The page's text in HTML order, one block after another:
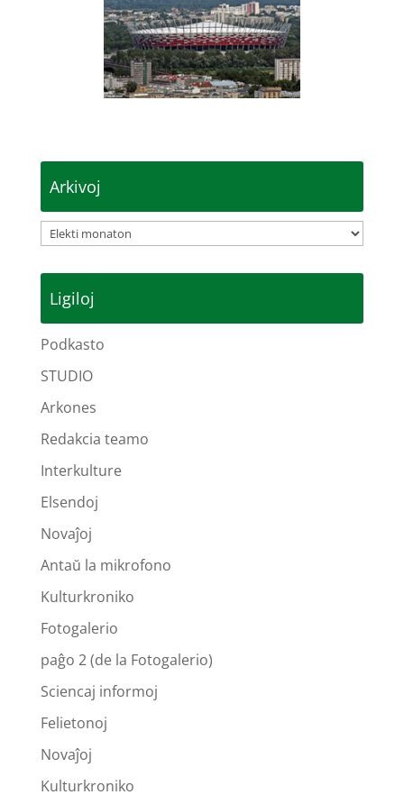
Arkivoj
Arkivoj
Ligiloj
Podkasto
STUDIO
Arkones
Redakcia teamo
Interkulture
Elsendoj
Novaĵoj
Antaŭ la mikrofono
Kulturkroniko
Fotogalerio
paĝo 2 (de la Fotogalerio)
Sciencaj informoj
Felietonoj
Novaĵoj
Kulturkroniko